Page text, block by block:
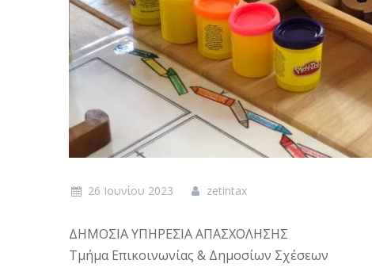
26 Ιουνίου 2023 zetintax
ΔΗΜΟΣΙΑ ΥΠΗΡΕΣΙΑ ΑΠΑΣΧΟΛΗΣΗΣ
Τμήμα Επικοινωνίας & Δημοσίων Σχέσεων